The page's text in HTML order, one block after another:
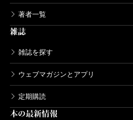
著者一覧
雑誌
雑誌を探す
ウェブマガジンとアプリ
定期購読
本の最新情報